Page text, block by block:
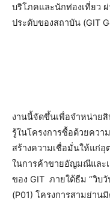
บริโภคและนักท่องเที่ยว
ประดับของสถาบัน (GIT
งานนี้จัดขึ้นเพื่อจำหน่าย
รู้ในโครงการซื้อด้วยควา
สร้างความเชื่อมั่นให้แก่
ในการค้าขายอัญมณีและ
ของ GIT ภายใต้ธีม “วิบ
(P01) โครงการสามย่าน